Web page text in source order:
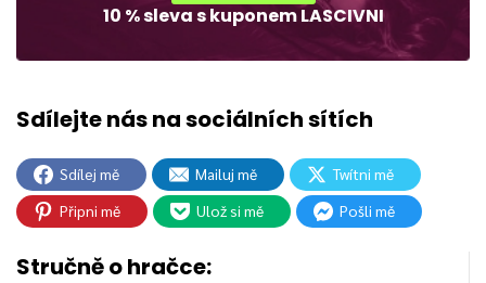
10 % sleva s kuponem LASCIVNI
Sdílej mě Mailuj mě
Twítni mě
Připni mě
Ulož si mě Pošli mě
Stručně o hračce: